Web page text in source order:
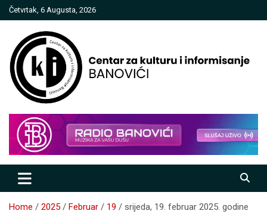
Skip
to
Četvrtak, 6 Augusta, 2026
Centar za kulturu i informisanje
Banovići
Home 2025 Februar 19 srijeda, 19. februar 2025. godine